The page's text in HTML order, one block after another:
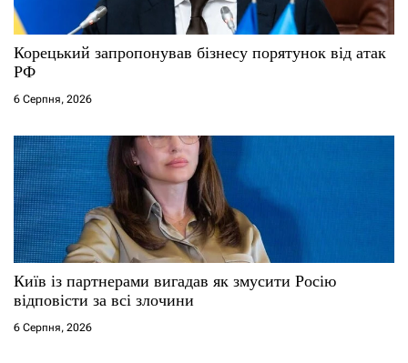
Корецький запропонував бізнесу порятунок від атак
РФ
6 Серпня, 2026
Київ із партнерами вигадав як змусити Росію
відповісти за всі злочини
6 Серпня, 2026